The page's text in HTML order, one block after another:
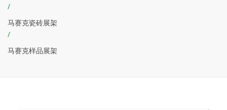
/
马赛克瓷砖展架
/
马赛克样品展架